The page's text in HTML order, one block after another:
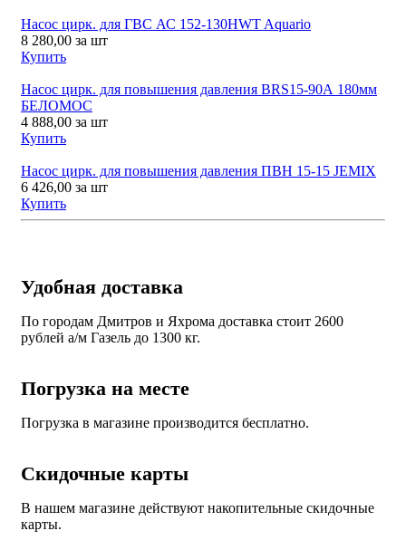
Насос цирк. для ГВС АС 152-130HWT Aquario
8 280,00 за шт
Купить
Насос цирк. для повышения давления BRS15-90А 180мм
БЕЛОМОС
4 888,00 за шт
Купить
Насос цирк. для повышения давления ПВН 15-15 JEMIX
6 426,00 за шт
Купить
Удобная доставка
По городам Дмитров и Яхрома доставка стоит 2600
рублей а/м Газель до 1300 кг.
Погрузка на месте
Погрузка в магазине производится бесплатно.
Скидочные карты
В нашем магазине действуют накопительные скидочные
карты.